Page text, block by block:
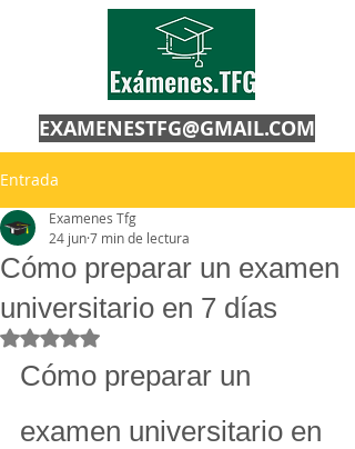
EXAMENESTFG@GMAIL.COM
Entrada
Cómo preparar un examen
universitario en 7 días
Examenes Tfg
24 jun7 min de lectura
Obtuvo NaN de 5 estrellas.
Cómo preparar un
examen universitario en